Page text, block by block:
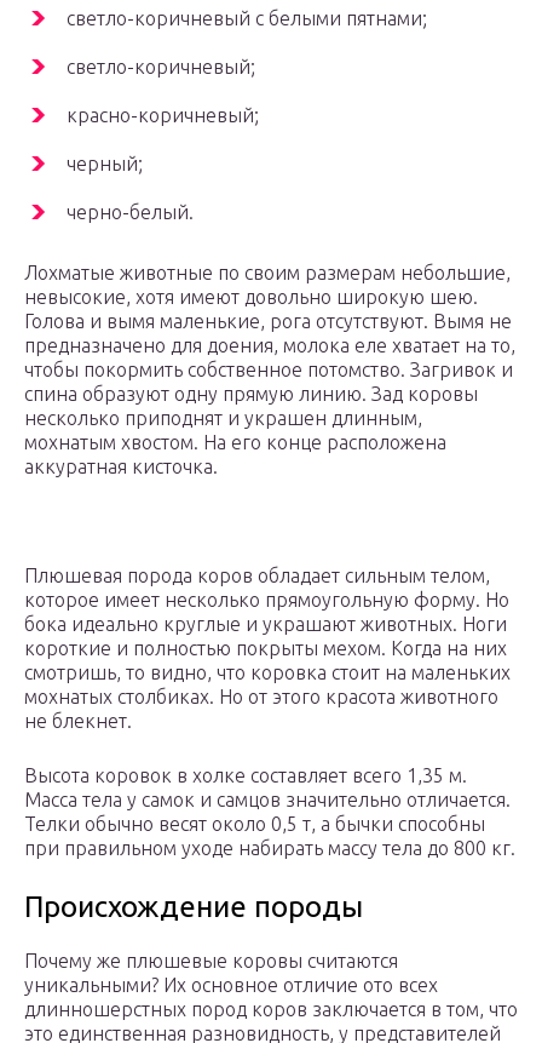
светло-коричневый с белыми пятнами;
светло-коричневый;
красно-коричневый;
черный;
черно-белый.
Лохматые животные по своим размерам небольшие,
невысокие, хотя имеют довольно широкую шею.
Голова и вымя маленькие, рога отсутствуют. Вымя не
предназначено для доения, молока еле хватает на то,
чтобы покормить собственное потомство. Загривок и
спина образуют одну прямую линию. Зад коровы
несколько приподнят и украшен длинным,
мохнатым хвостом. На его конце расположена
аккуратная кисточка.
Плюшевая порода коров обладает сильным телом,
которое имеет несколько прямоугольную форму. Но
бока идеально круглые и украшают животных. Ноги
короткие и полностью покрыты мехом. Когда на них
смотришь, то видно, что коровка стоит на маленьких
мохнатых столбиках. Но от этого красота животного
не блекнет.
Высота коровок в холке составляет всего 1,35 м.
Масса тела у самок и самцов значительно отличается.
Телки обычно весят около 0,5 т, а бычки способны
при правильном уходе набирать массу тела до 800 кг.
Происхождение породы
Почему же плюшевые коровы считаются
уникальными? Их основное отличие ото всех
длинношерстных пород коров заключается в том, что
это единственная разновидность, у представителей